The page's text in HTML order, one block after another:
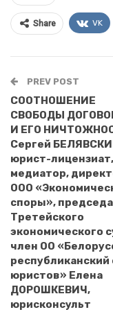
Share VK
PREV POST
СООТНОШЕНИЕ
СВОБОДЫ
И ЕГО
Сергей
юрист-лицензиат,
медиатор,
ООО
споры»,
Третейского
экономического
член ОО
республиканский
юристов» Елена
ДОРОШКЕВИЧ,
юрисконсульт